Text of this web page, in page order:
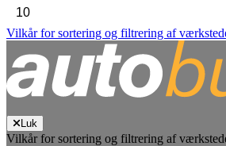
Vilkår for sortering og filtrering af
Luk
Vilkår for sortering og filtrering af